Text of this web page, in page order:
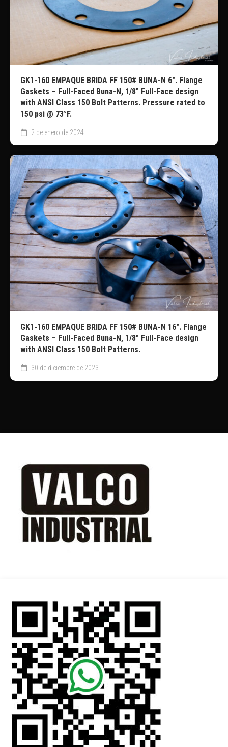
GK1-160 EMPAQUE BRIDA FF 150# BUNA-N 6″. Flange
Gaskets – Full-Faced Buna-N, 1/8″ Full-Face design
with ANSI Class 150 Bolt Patterns. Pressure rated to
150 psi @ 73°F.
2 de enero de 2024
GK1-160 EMPAQUE BRIDA FF 150# BUNA-N 16″. Flange
Gaskets – Full-Faced Buna-N, 1/8″ Full-Face design
with ANSI Class 150 Bolt Patterns.
30 de diciembre de 2023